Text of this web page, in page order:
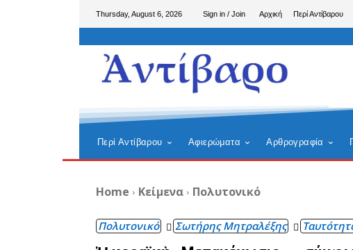
Thursday, August 6, 2026 Sign in / Join Αρχική Περί Αντίβαρου
Περί Αντίβαρου Αφιερώματα Αρθρογραφία
Home Κείμενα Πολυτονικό
Πολυτονικό Σωτήρης Μητραλέξης